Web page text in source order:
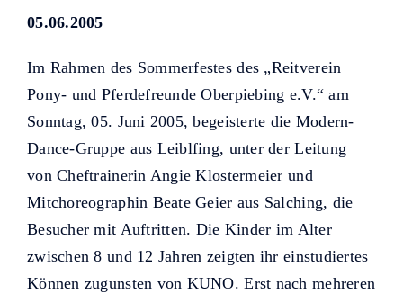
05.06.2005
Im Rahmen des Sommerfestes des „Reitverein
Pony- und Pferdefreunde Oberpiebing e.V.“ am
Sonntag, 05. Juni 2005, begeisterte die Modern-
Dance-Gruppe aus Leiblfing, unter der Leitung
von Cheftrainerin Angie Klostermeier und
Mitchoreographin Beate Geier aus Salching, die
Besucher mit Auftritten. Die Kinder im Alter
zwischen 8 und 12 Jahren zeigten ihr einstudiertes
Können zugunsten von KUNO. Erst nach mehreren